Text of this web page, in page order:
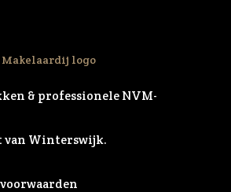
& professionele NVM-
van Winterswijk.